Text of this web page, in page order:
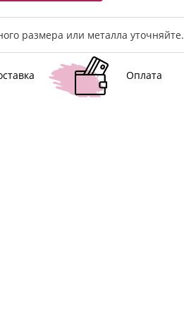
размера или металла уточняйте.
Оплата